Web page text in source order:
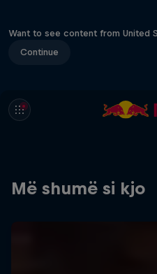
Want to see content from United
Continue
Më shumë si kjo